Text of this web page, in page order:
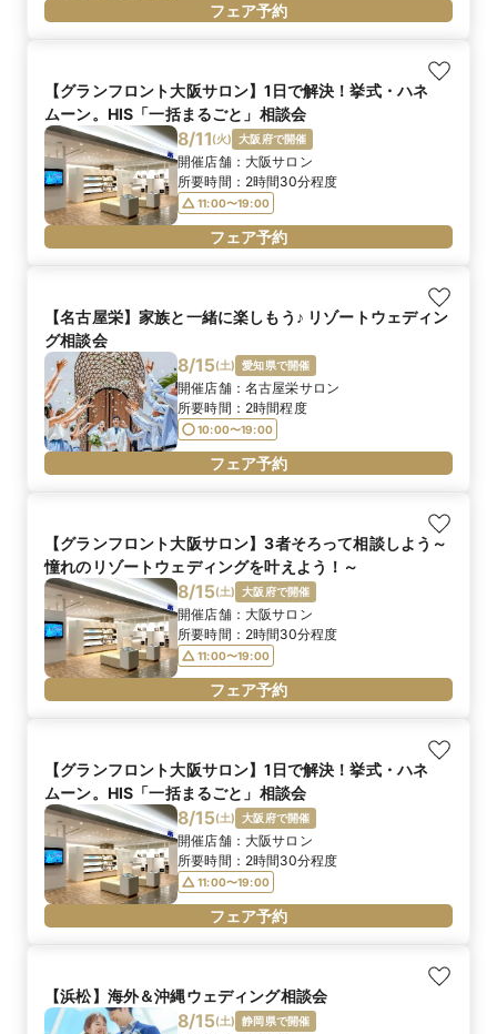
フェア予約
【グランフロント大阪サロン】1日で解決！挙式・ハネ
ムーン。HIS「一括まるごと」相談会
8/11(火) 大阪府で開催
開催店舗： 大阪サロン
所要時間： 2時間30分程度
11:00〜19:00
フェア予約
【名古屋栄】家族と一緒に楽しもう♪ リゾートウェディン
グ相談会
8/15(土) 愛知県で開催
開催店舗： 名古屋栄サロン
所要時間： 2時間程度
10:00〜19:00
フェア予約
【グランフロント大阪サロン】3者そろって相談しよう～
憧れのリゾートウェディングを叶えよう！～
8/15(土) 大阪府で開催
開催店舗： 大阪サロン
所要時間： 2時間30分程度
11:00〜19:00
フェア予約
【グランフロント大阪サロン】1日で解決！挙式・ハネ
ムーン。HIS「一括まるごと」相談会
8/15(土) 大阪府で開催
開催店舗： 大阪サロン
所要時間： 2時間30分程度
11:00〜19:00
フェア予約
【浜松】海外＆沖縄ウェディング相談会
8/15(土) 静岡県で開催